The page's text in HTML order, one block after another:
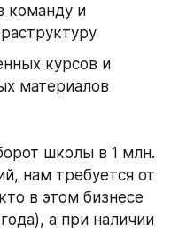
команду и
курсов и
материалов
школы в 1 млн.
нам требуется от
в этом бизнесе
а при наличии